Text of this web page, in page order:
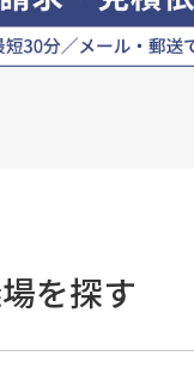
を探す